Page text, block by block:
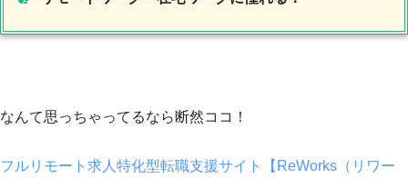
なんて思っちゃってるなら断然ココ！
フルリモート求人特化型転職支援サイト【ReWorks（リワー